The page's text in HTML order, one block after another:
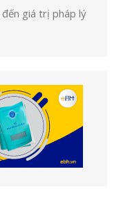
giá trị pháp lý